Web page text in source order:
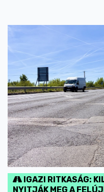
IGAZI RITKASÁG:
NYITJÁK MEG A